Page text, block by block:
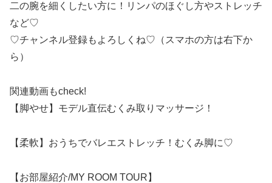
二の腕を細くしたい方に！リンパのほぐし方やストレッチ
など♡
♡チャンネル登録もよろしくね♡（スマホの方は右下か
ら）
関連動画もcheck!
【脚やせ】モデル直伝むくみ取りマッサージ！
【柔軟】おうちでバレエストレッチ！むくみ脚に♡
【お部屋紹介/MY ROOM TOUR】